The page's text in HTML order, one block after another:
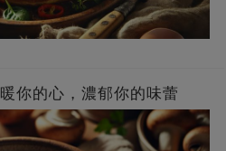
你的心，濃郁你的味蕾